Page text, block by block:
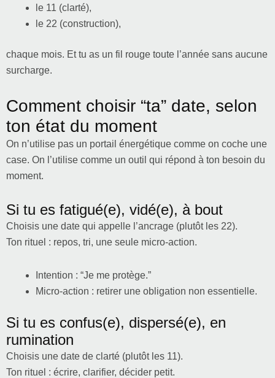
le 11 (clarté),
le 22 (construction),
chaque mois. Et tu as un fil rouge toute l’année sans aucune
surcharge.
Comment choisir “ta” date, selon
ton état du moment
On n’utilise pas un portail énergétique comme on coche une
case. On l’utilise comme un outil qui répond à ton besoin du
moment.
Si tu es fatigué(e), vidé(e), à bout
Choisis une date qui appelle l’ancrage (plutôt les 22).
Ton rituel : repos, tri, une seule micro-action.
Intention : “Je me protège.”
Micro-action : retirer une obligation non essentielle.
Si tu es confus(e), dispersé(e), en
rumination
Choisis une date de clarté (plutôt les 11).
Ton rituel : écrire, clarifier, décider petit.